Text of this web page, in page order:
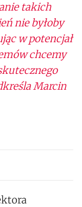
takich
nie byłoby
w potencjał
chcemy
Marcin